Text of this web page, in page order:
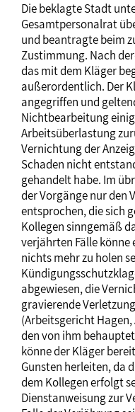
Die beklagte Stadt
Gesamtpersonalrat
und beantragte beim
Zustimmung. Nach
das mit dem Kläger
außerordentlich. Der
angegriffen und
Nichtbearbeitung
Arbeitsüberlastung
Vernichtung der
Schaden nicht
gehandelt habe. Im
der Vorgänge nur den
entsprochen, die sich
Kollegen sinngemäß
verjährten Fälle könne
nichts mehr zu holen
abgewiesen, die
gravierende
(Arbeitsgericht Hagen,
den von ihm
könne der Kläger
Gunsten herleiten, da
dem Kollegen erfolgt
Dienstanweisung zur